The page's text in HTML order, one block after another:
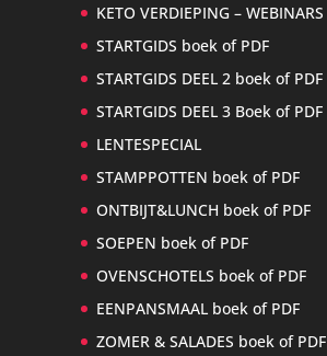
KETO VERDIEPING – WEBINARS
STARTGIDS boek of PDF
STARTGIDS DEEL 2 boek of PDF
STARTGIDS DEEL 3 Boek of PDF
LENTESPECIAL
STAMPPOTTEN boek of PDF
ONTBIJT&LUNCH boek of PDF
SOEPEN boek of PDF
OVENSCHOTELS boek of PDF
EENPANSMAAL boek of PDF
ZOMER & SALADES boek of PDF